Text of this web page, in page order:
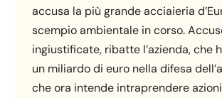
accusa la più grande acciaieria
scempio ambientale in corso.
ingiustificate, ribatte l’azienda, che
un miliardo di euro nella difesa
che ora intende intraprendere